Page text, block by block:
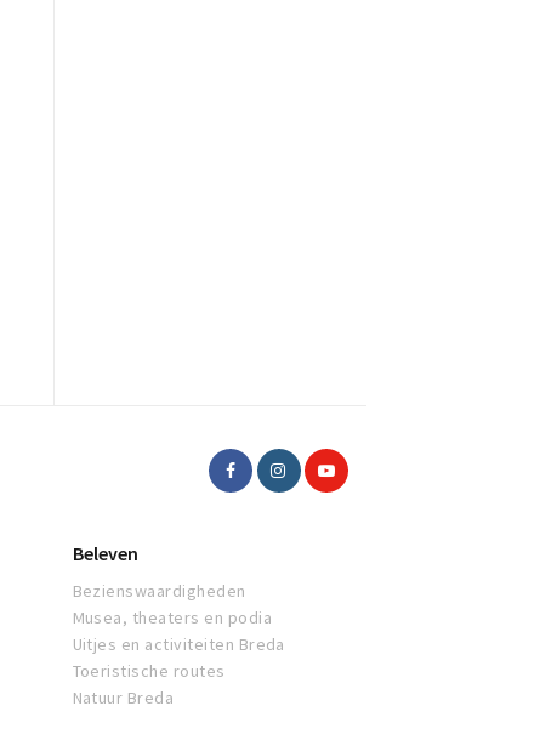
Beleven
Bezienswaardigheden
Musea, theaters en podia
Uitjes en activiteiten Breda
Toeristische routes
Natuur Breda